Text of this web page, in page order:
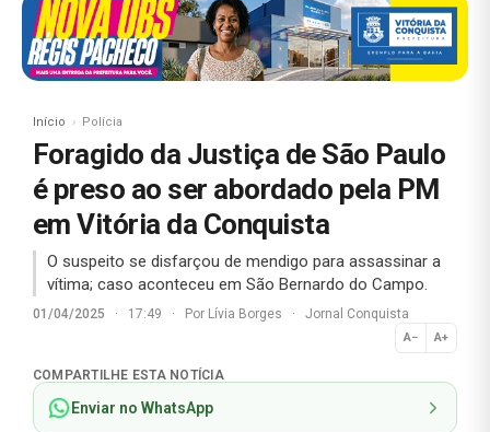
Início Polícia
Foragido da Justiça de São Paulo
é preso ao ser abordado pela PM
em Vitória da Conquista
O suspeito se disfarçou de mendigo para assassinar a
vítima; caso aconteceu em São Bernardo do Campo.
01/04/2025 · 17:49 · Por Lívia Borges · Jornal Conquista
A− A+
Normal
COMPARTILHE ESTA NOTÍCIA
Enviar no WhatsApp